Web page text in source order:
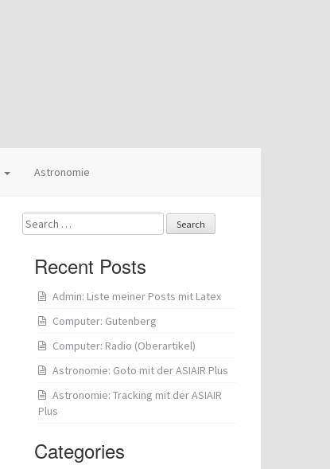
Astronomie
Search
for:
Recent Posts
Admin: Liste meiner Posts mit Latex
Computer: Gutenberg
Computer: Radio (Oberartikel)
Astronomie: Goto mit der ASIAIR Plus
Astronomie: Tracking mit der ASIAIR
Plus
Categories